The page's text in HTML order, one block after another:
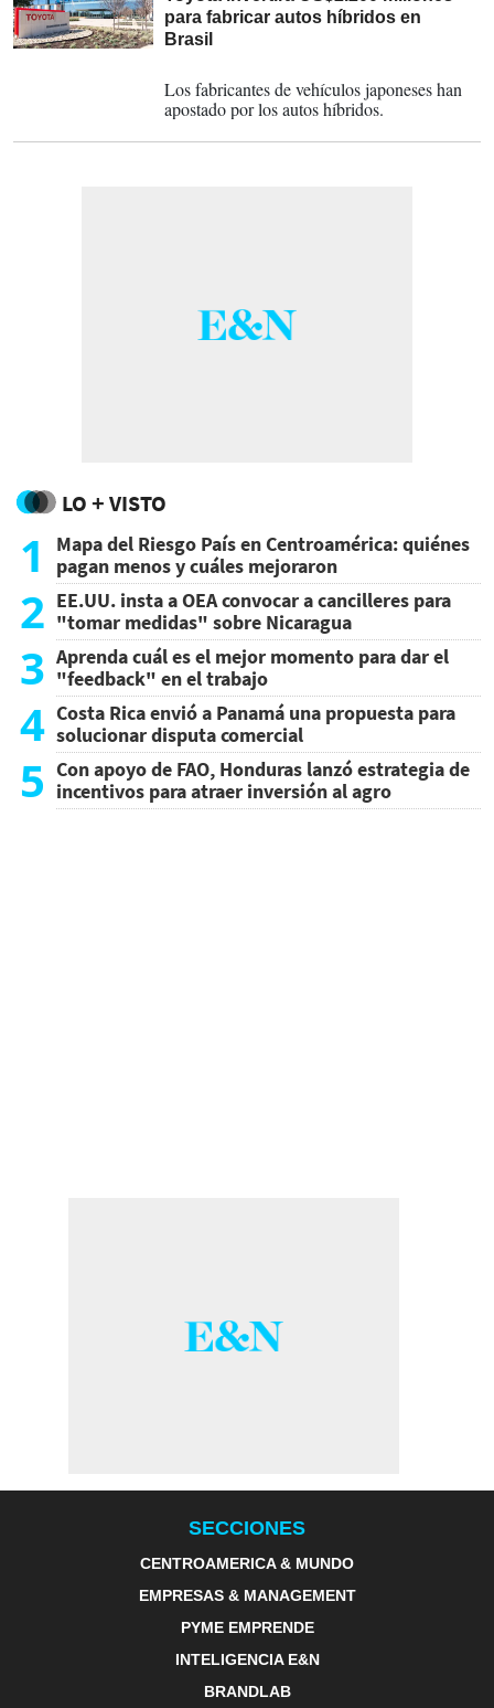
para fabricar autos híbridos en
Brasil
Los fabricantes de vehículos japoneses han
apostado por los autos híbridos.
LO + VISTO
1
Mapa del Riesgo País en Centroamérica: quiénes
pagan menos y cuáles mejoraron
2 EE.UU. insta a OEA convocar a cancilleres para
"tomar medidas" sobre Nicaragua
3 Aprenda cuál es el mejor momento para dar el
"feedback" en el trabajo
4 Costa Rica envió a Panamá una propuesta para
solucionar disputa comercial
5 Con apoyo de FAO, Honduras lanzó estrategia de
incentivos para atraer inversión al agro
SECCIONES
CENTROAMERICA & MUNDO
EMPRESAS & MANAGEMENT
PYME EMPRENDE
INTELIGENCIA E&N
BRANDLAB